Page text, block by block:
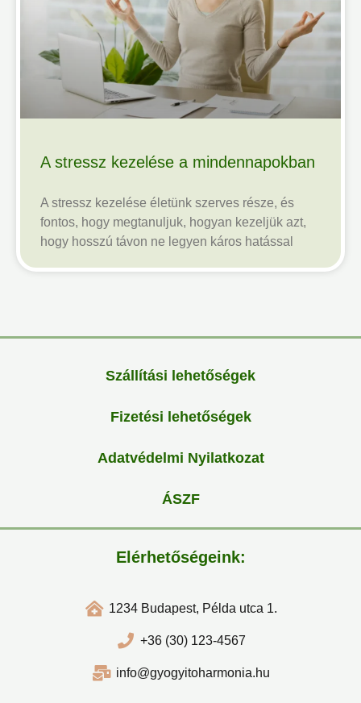
A stressz kezelése a mindennapokban
A stressz kezelése életünk szerves része, és
fontos, hogy megtanuljuk, hogyan kezeljük azt,
hogy hosszú távon ne legyen káros hatással
Szállítási lehetőségek
Fizetési lehetőségek
Adatvédelmi Nyilatkozat
ÁSZF
Elérhetőségeink:
1234 Budapest, Példa utca 1.
+36 (30) 123-4567
info@gyogyitoharmonia.hu